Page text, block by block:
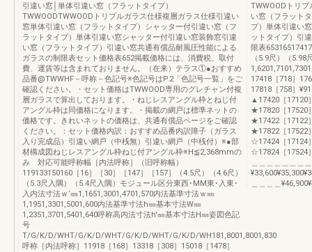
引違い窓│単体引違い窓（フラットタイプ）
TWWOODTWWOODトリプルガラス仕様複層ガラス仕様引違い
窓単体引違い窓（フラットタイプ）シャッター付引違い窓（フ
ラットタイプ）単体引違い窓シャッター付引違い窓装飾窓引違
い窓（フラットタイプ）引違い窓共通有償品耐風圧性能による
ガラスの制限表セット価格表652掲載価格には、消費税、取付
費、運賃等は含まれておりません。（在来）テラス①●おすすめ
品番@TWWHF－呼称－色記号※色記号はP.2「色記号一覧」をご
確認ください。・セット価格はTWWOOD専用のグレチャン付複
層ガラスで算出しております。・ねじレスアングル枠とねじ付
アングル枠は同価格になります。・掲載の網戸は標準ネットの
価格です。きれいネットの価格は、共通有償品ページをご確認
ください。：セット価格内訳：おすすめ品番内訳障子（ガラス
入り完成品）引違い網戸（中桟無）引違い網戸（中桟付）※●部
材構成図ねじレスアングル枠ねじ付アングル枠※H≦2,368mmの
み 対応可能呼称幅［内法呼称］（旧呼称幅）
119133150160［16］［30］［147］［157］（4.5尺）（4.6尺）
（5.3尺入隅）（5.4尺入隅）モジュール区分東西･MM東･入東･
入内法寸法ｗ’㎜1,1651,3001,4701,570内法基準寸法ｗ㎜
1,1951,3301,5001,600内法基準寸法h㎜基本寸法W㎜
1,2351,3701,5401,640呼称高内法寸法h'㎜基本寸法H㎜姿図色記
号
T/G/K/D/WHT/G/K/D/WHT/G/K/D/WHT/G/K/D/WH181,8001,8001,830
呼称［内法呼称］11918［168］13318［308］15018［1478］
TWWOODトリ
い窓（フラット
プ）単体引違い
ットタイプ）引
限表
（5.9尺）（
17418［718］
17818［758］
▲17420［17120
★17820［17520
★17422［17122
★17822［17522
☆17424［17124
☆17824［17524
＿＿＿＿